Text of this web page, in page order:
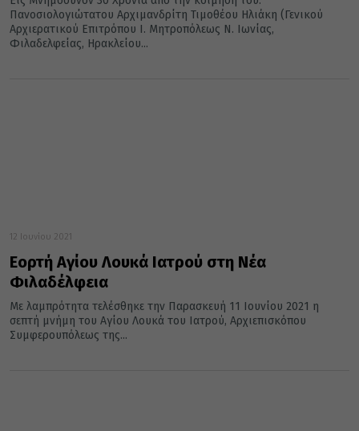
Πανοσιολογιώτατου Αρχιμανδρίτη Τιμοθέου Ηλιάκη (Γενικού
Αρχιερατικού Επιτρόπου Ι. Μητροπόλεως Ν. Ιωνίας,
Φιλαδελφείας, Ηρακλείου...
12 Ιουνίου 2021
Εορτή Αγίου Λουκά Ιατρού στη Νέα
Φιλαδέλφεια
Με λαμπρότητα τελέσθηκε την Παρασκευή 11 Ιουνίου 2021 η
σεπτή μνήμη του Αγίου Λουκά του Ιατρού, Αρχιεπισκόπου
Συμφερουπόλεως της...